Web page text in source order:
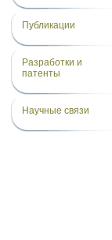
Публикации
Разработки и
патенты
Научные связи